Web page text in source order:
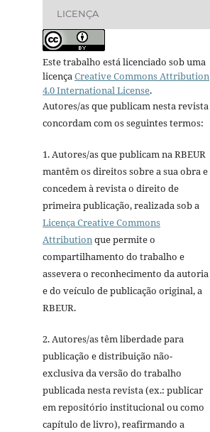
LICENÇA
Este trabalho está licenciado sob uma
licençaCreative Commons Attribution
4.0 International License.
Autores/as que publicam nesta revista
concordam com os seguintes termos:
1. Autores/as que publicam na RBEUR
mantêm os direitos sobre a sua obra e
concedem à revista o direito de
primeira publicação, realizada sob a
Licença Creative Commons
Attributionque permite o
compartilhamento do trabalho e
assevera o reconhecimento da autoria
e do veículo de publicação original, a
RBEUR.
2. Autores/as têm liberdade para
publicação e distribuição não-
exclusiva da versão do trabalho
publicada nesta revista (ex.: publicar
em repositório institucional ou como
capítulo de livro), reafirmando a